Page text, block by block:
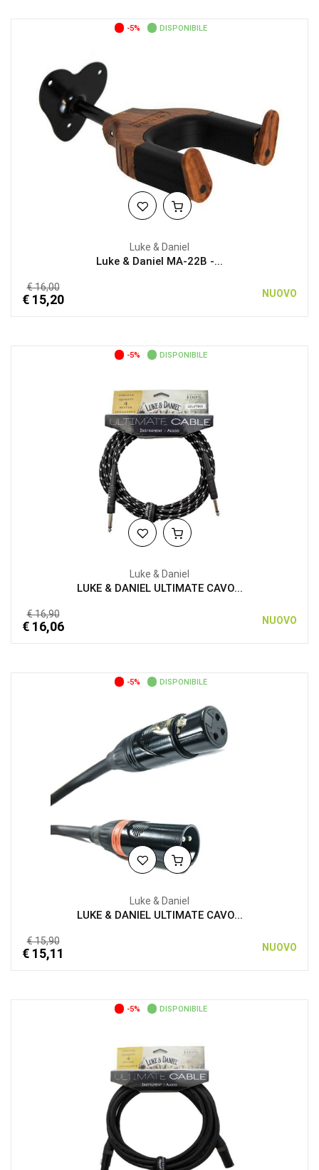
-5% DISPONIBILE
Luke & Daniel
Luke & Daniel MA-22B -...
€ 16,00
€ 15,20 NUOVO
-5% DISPONIBILE
Luke & Daniel
LUKE & DANIEL ULTIMATE CAVO...
€ 16,90
€ 16,06 NUOVO
-5% DISPONIBILE
Luke & Daniel
LUKE & DANIEL ULTIMATE CAVO...
€ 15,90
€ 15,11 NUOVO
-5% DISPONIBILE